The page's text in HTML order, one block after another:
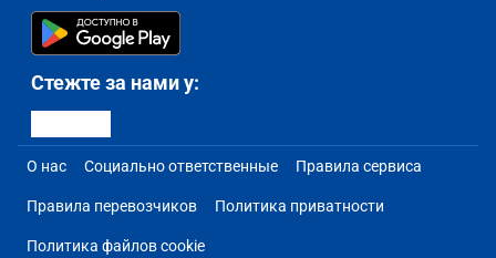
Стежте за нами у:
О нас Социально ответственные Правила сервиса
Правила перевозчиков Политика приватности
Политика файлов cookie